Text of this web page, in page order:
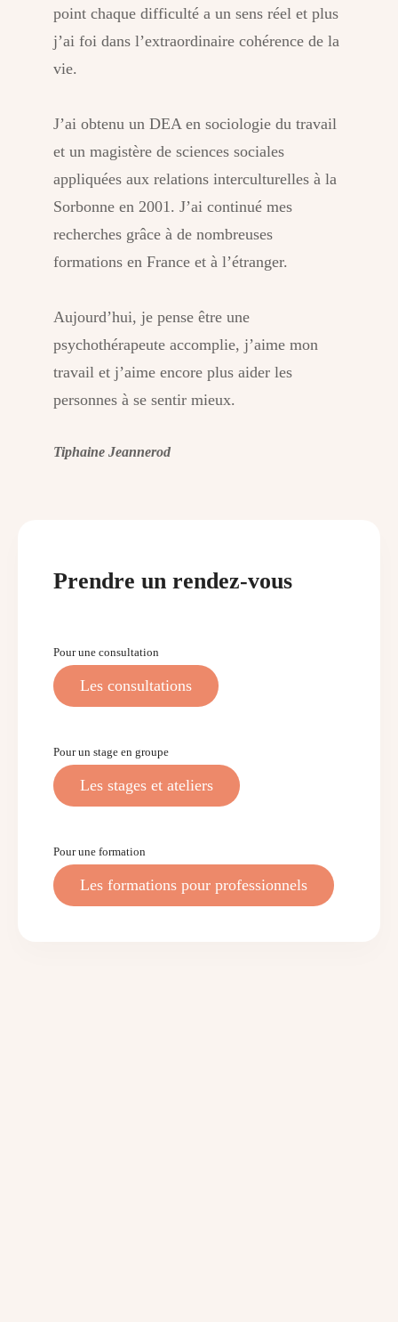
point chaque difficulté a un sens réel et plus
j’ai foi dans l’extraordinaire cohérence de la
vie.
J’ai obtenu un DEA en sociologie du travail
et un magistère de sciences sociales
appliquées aux relations interculturelles à la
Sorbonne en 2001. J’ai continué mes
recherches grâce à de nombreuses
formations en France et à l’étranger.
Aujourd’hui, je pense être une
psychothérapeute accomplie, j’aime mon
travail et j’aime encore plus aider les
personnes à se sentir mieux.
Tiphaine Jeannerod
Prendre un rendez-vous
Pour une consultation
Les consultations
Pour un stage en groupe
Les stages et ateliers
Pour une formation
Les formations pour professionnels